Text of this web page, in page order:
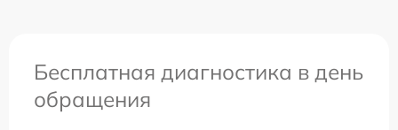
Бесплатная диагностика в день
обращения